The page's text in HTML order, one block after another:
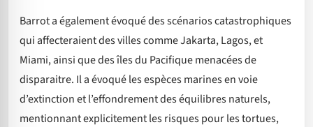
Barrot a également évoqué des scénarios catastrophiques
qui affecteraient des villes comme Jakarta, Lagos, et
Miami, ainsi que des îles du Pacifique menacées de
disparaitre. Il a évoqué les espèces marines en voie
d’extinction et l’effondrement des équilibres naturels,
mentionnant explicitement les risques pour les tortues,